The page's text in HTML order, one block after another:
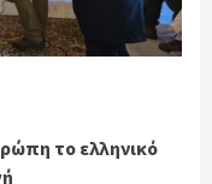
το ελληνικό